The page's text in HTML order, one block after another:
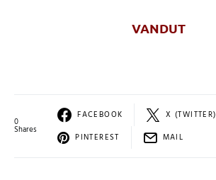
VANDUT
0
Shares
FACEBOOK
X (TWITTER)
PINTEREST
MAIL